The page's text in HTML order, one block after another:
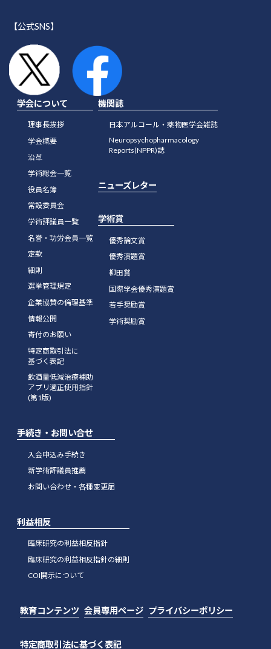
39巻（2004年）
38巻（2003年）
37巻（2002年）
35巻（2000年）
34巻（1999年）
33巻（1998年）
32巻（1997年）
【公式SNS】
学会について
理事長挨拶
学会概要
沿革
学術総会一覧
役員名簿
常設委員会
学術評議員一覧
名誉・功労会員一覧
定款
細則
選挙管理規定
企業協賛の倫理基準
情報公開
寄付のお願い
特定商取引法に
基づく表記
飲酒量低減治療補助
アプリ適正使用指針
(第1版)
機関誌
日本アルコール・薬物医学会雑誌
Neuropsychopharmacology
Reports(NPPR)誌
ニューズレター
学術賞
優秀論文賞
優秀演題賞
柳田賞
国際学会優秀演題賞
若手奨励賞
学術奨励賞
手続き・お問い合せ
入会申込み手続き
新学術評議員推薦
お問い合わせ・各種変更届
利益相反
臨床研究の利益相反指針
臨床研究の利益相反指針の細則
COI開示について
教育コンテンツ 会員専用ページ プライバシーポリシー
特定商取引法に基づく表記